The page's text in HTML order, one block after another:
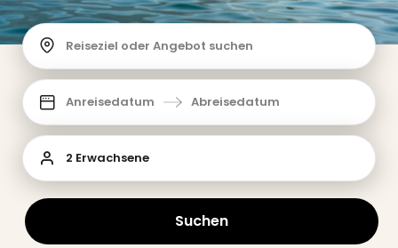
Reiseziel oder Angebot suchen
Anreisedatum Abreisedatum
2 Erwachsene
Suchen